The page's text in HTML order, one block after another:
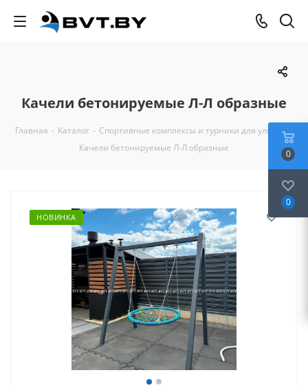
Качели бетонируемые Л-Л образные
Главная - Каталог - Спортивные комплексы и турники для улицы
Качели бетонируемые Л-Л образные
НОВИНКА
0
0